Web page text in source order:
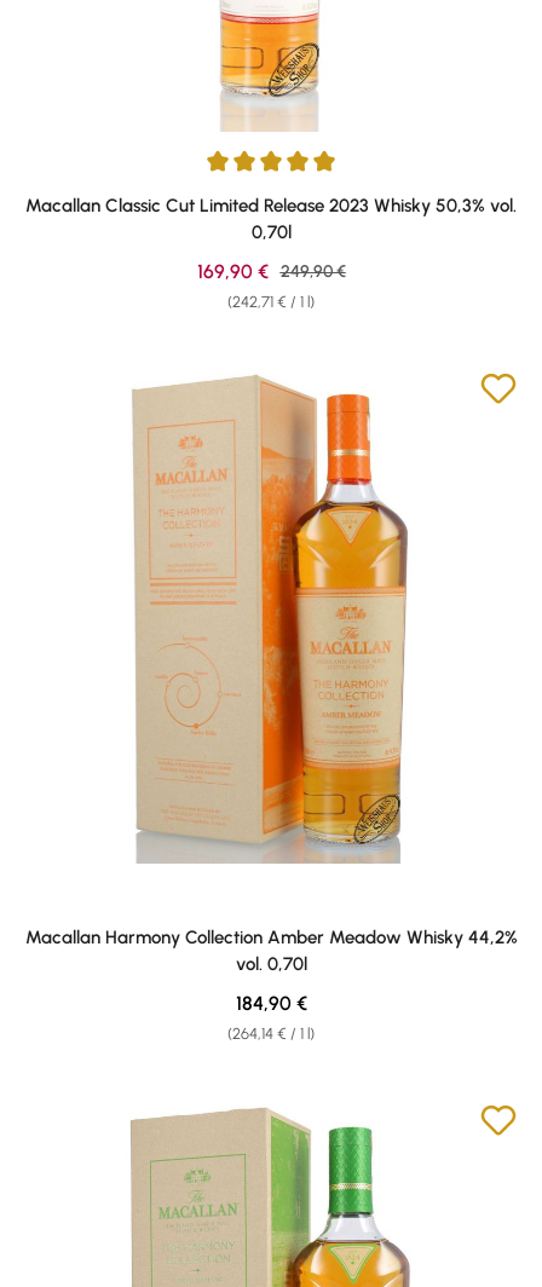
Average rating of 5 out of 5 stars
Macallan Classic Cut Limited Release 2023 Whisky 50,3% vol.
0,70l
(242,71 € / 1 l)
Sale price:
169,90 € Regular price:
249,90 €
Macallan Harmony Collection Amber Meadow Whisky 44,2%
vol. 0,70l
(264,14 € / 1 l)
Regular price:
184,90 €